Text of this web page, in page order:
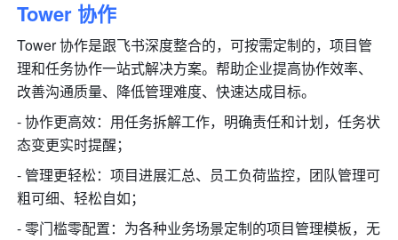
Tower 协作
Tower 协作是跟飞书深度整合的，可按需定制的，项目管
理和任务协作一站式解决方案。帮助企业提高协作效率、
改善沟通质量、降低管理难度、快速达成目标。
- 协作更高效：用任务拆解工作，明确责任和计划，任务状
态变更实时提醒；
- 管理更轻松：项目进展汇总、员工负荷监控，团队管理可
粗可细、轻松自如；
- 零门槛零配置：为各种业务场景定制的项目管理模板，无